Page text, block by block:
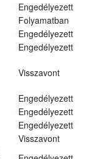
Engedélyezett
Folyamatban
Engedélyezett
Engedélyezett
Visszavont
Engedélyezett
Engedélyezett
Engedélyezett
Visszavont